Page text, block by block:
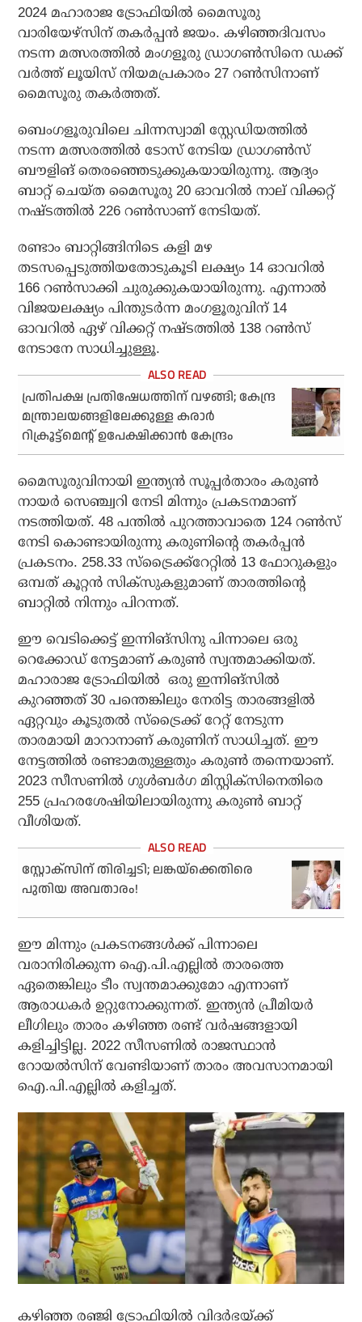
2024 മഹാരാജ ട്രോഫിയില്‍ മൈസൂരു
വാരിയേഴ്സിന് തകര്‍പ്പന്‍ ജയം. കഴിഞ്ഞദിവസം
നടന്ന മത്സരത്തില്‍ മംഗളൂരു ഡ്രാഗണ്‍സിനെ ഡക്ക്
വര്‍ത്ത് ലൂയിസ് നിയമപ്രകാരം 27 റണ്‍സിനാണ്
മൈസൂരു തകര്‍ത്തത്.
ബെംഗളൂരുവിലെ ചിന്നസ്വാമി സ്റ്റേഡിയത്തില്‍
നടന്ന മത്സരത്തില്‍ ടോസ് നേടിയ ഡ്രാഗണ്‍സ്
ബൗളിങ് തെരഞ്ഞെടുക്കുകയായിരുന്നു. ആദ്യം
ബാറ്റ് ചെയ്ത മൈസൂരു 20 ഓവറില്‍ നാല് വിക്കറ്റ്
നഷ്ടത്തില്‍ 226 റണ്‍സാണ് നേടിയത്.
രണ്ടാം ബാറ്റിങ്ങിനിടെ കളി മഴ
തടസപ്പെടുത്തിയതോടുകൂടി ലക്ഷ്യം 14 ഓവറില്‍
166 റണ്‍സാക്കി ചുരുക്കുകയായിരുന്നു. എന്നാല്‍
വിജയലക്ഷ്യം പിന്തുടര്‍ന്ന മംഗളൂരുവിന് 14
ഓവറില്‍ ഏഴ് വിക്കറ്റ് നഷ്ടത്തില്‍ 138 റണ്‍സ്
നേടാനേ സാധിച്ചുള്ളൂ.
പ്രതിപക്ഷ പ്രതിഷേധത്തിന് വഴങ്ങി; കേന്ദ്ര
മന്ത്രാലയങ്ങളിലേക്കുള്ള കരാര്‍
റിക്രൂട്ട്‌മെന്റ് ഉപേക്ഷിക്കാന്‍ കേന്ദ്രം
മൈസൂരുവിനായി ഇന്ത്യന്‍ സൂപ്പര്‍താരം കരുണ്‍
നായര്‍ സെഞ്ച്വറി നേടി മിന്നും പ്രകടനമാണ്
നടത്തിയത്. 48 പന്തില്‍ പുറത്താവാതെ 124 റണ്‍സ്
നേടി കൊണ്ടായിരുന്നു കരുണിന്റെ തകര്‍പ്പന്‍
പ്രകടനം. 258.33 സ്ട്രൈക്ക്റേറ്റില്‍ 13 ഫോറുകളും
ഒമ്പത് കൂറ്റന്‍ സിക്സുകളുമാണ് താരത്തിന്റെ
ബാറ്റില്‍ നിന്നും പിറന്നത്.
ഈ വെടിക്കെട്ട് ഇന്നിങ്‌സിനു പിന്നാലെ ഒരു
റെക്കോഡ് നേട്ടമാണ് കരുണ്‍ സ്വന്തമാക്കിയത്.
മഹാരാജ ട്രോഫിയിൽ ഒരു ഇന്നിങ്സില്‍
കുറഞ്ഞത് 30 പന്തെങ്കിലും നേരിട്ട താരങ്ങളില്‍
ഏറ്റവും കൂടുതല്‍ സ്ട്രൈക്ക് റേറ്റ് നേടുന്ന
താരമായി മാറാനാണ് കരുണിന് സാധിച്ചത്. ഈ
നേട്ടത്തില്‍ രണ്ടാമതുള്ളതും കരുണ്‍ തന്നെയാണ്.
2023 സീസണില്‍ ഗുള്‍ബര്‍ഗ മിസ്റ്റിക്സിനെതിരെ
255 പ്രഹരശേഷിയിലായിരുന്നു കരുണ്‍ ബാറ്റ്
വീശിയത്.
സ്റ്റോക്‌സിന് തിരിച്ചടി; ലങ്കയ്‌ക്കെതിരെ
പുതിയ അവതാരം!
ഈ മിന്നും പ്രകടനങ്ങള്‍ക്ക് പിന്നാലെ
വരാനിരിക്കുന്ന ഐ.പി.എല്ലില്‍ താരത്തെ
ഏതെങ്കിലും ടീം സ്വന്തമാക്കുമോ എന്നാണ്
ആരാധകര്‍ ഉറ്റുനോക്കുന്നത്. ഇന്ത്യന്‍ പ്രീമിയര്‍
ലീഗിലും താരം കഴിഞ്ഞ രണ്ട് വര്‍ഷങ്ങളായി
കളിച്ചിട്ടില്ല. 2022 സീസണില്‍ രാജസ്ഥാന്‍
റോയല്‍സിന് വേണ്ടിയാണ് താരം അവസാനമായി
ഐ.പി.എല്ലില്‍ കളിച്ചത്.
കഴിഞ്ഞ രഞ്ജി ട്രോഫിയില്‍ വിദര്‍ഭയ്ക്ക്